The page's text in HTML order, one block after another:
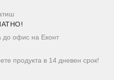
до офис на Еконт
продукта в 14 дневен срок!